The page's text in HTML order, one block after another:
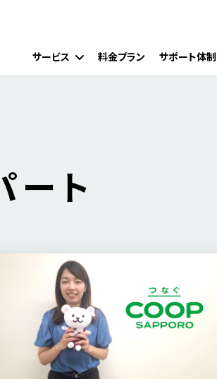
サービス 料金プラン サポート体制
ート